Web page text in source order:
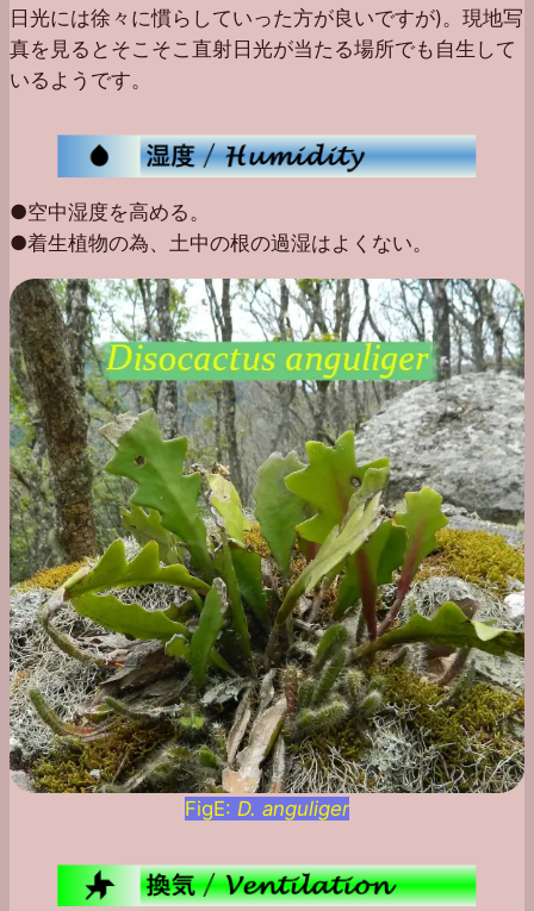
日光には徐々に慣らしていった方が良いですが)。現地写
真を見るとそこそこ直射日光が当たる場所でも自生して
いるようです。
●空中湿度を高める。
●着生植物の為、土中の根の過湿はよくない。
FigE: D. anguliger